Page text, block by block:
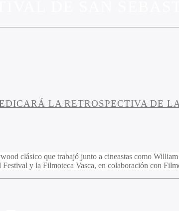
LA RETROSPECTIVA DE
clásico que trabajó junto a cineastas como
y la Filmoteca Vasca, en colaboración con